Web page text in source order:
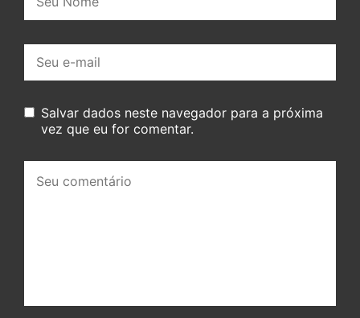
mail:
Salvar dados neste navegador para a próxima
vez que eu for comentar.
comentário: